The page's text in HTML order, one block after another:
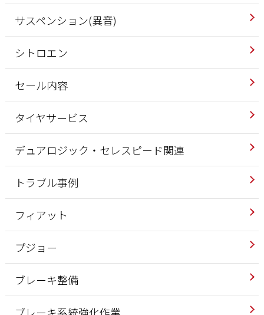
サスペンション(異音)
シトロエン
セール内容
タイヤサービス
デュアロジック・セレスピード関連
トラブル事例
フィアット
プジョー
ブレーキ整備